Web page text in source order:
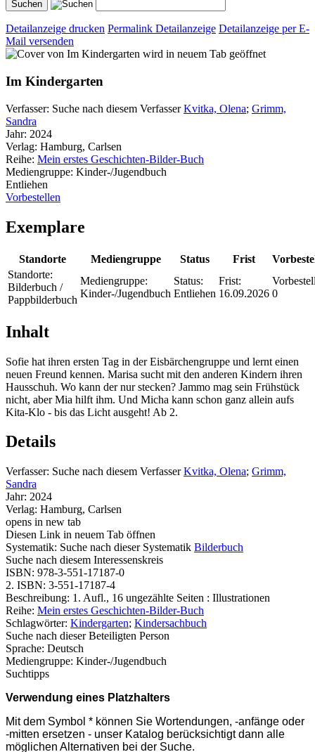
Detailanzeige drucken Permalink Detailanzeige Detailanzeige per E-
Mail versenden
wird in neuem Tab geöffnet
Im Kindergarten
Verfasser: Suche nach diesem Verfasser Kvitka, Olena; Grimm,
Sandra
Jahr: 2024
Verlag: Hamburg, Carlsen
Reihe: Mein erstes Geschichten-Bilder-Buch
Mediengruppe: Kinder-/Jugendbuch
Entliehen
Vorbestellen
Exemplare
Standorte Mediengruppe Status Frist
Standorte:
Bilderbuch /
Pappbilderbuch
Mediengruppe:
Kinder-/Jugendbuch
Status:
Entliehen
Frist:
16.09.2026 0
Inhalt
Sofie hat ihren ersten Tag in der Eisbärchengruppe und lernt einen
neuen Freund kennen. Marisa sucht mit den anderen Kindern ihren
Hausschuh. Wo kann der nur stecken? Jammo mag sein Frühstück
nicht, aber Mia hilft ihm. Und Micha kann schon ganz allein aufs
Kita-Klo - bis das Licht ausgeht! Ab 2.
Details
Verfasser: Suche nach diesem Verfasser Kvitka, Olena; Grimm,
Sandra
Jahr: 2024
Verlag: Hamburg, Carlsen
opens in new tab
Diesen Link in neuem Tab öffnen
Systematik: Suche nach dieser Systematik Bilderbuch
Suche nach diesem Interessenskreis
ISBN: 978-3-551-17187-0
2. ISBN: 3-551-17187-4
Beschreibung: 1. Aufl., 16 ungezählte Seiten : Illustrationen
Reihe: Mein erstes Geschichten-Bilder-Buch
Schlagwörter: Kindergarten; Kindersachbuch
Suche nach dieser Beteiligten Person
Sprache: Deutsch
Mediengruppe: Kinder-/Jugendbuch
Suchtipps
Verwendung eines Platzhalters
Mit dem Symbol * können Sie Wortendungen, -anfänge oder
-mitten ersetzen - unser Katalog berücksichtigt dann alle
möglichen Alternativen bei der Suche.